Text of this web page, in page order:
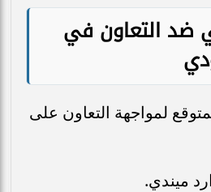
ضد التعاون في
لمواجهة التعاون على
ميندي.